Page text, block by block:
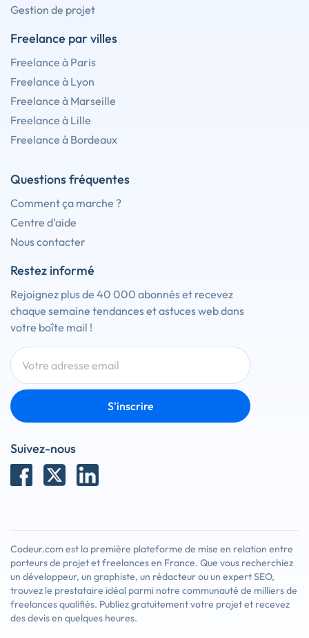
Gestion de projet
Freelance par villes
Freelance à Paris
Freelance à Lyon
Freelance à Marseille
Freelance à Lille
Freelance à Bordeaux
Questions fréquentes
Comment ça marche ?
Centre d'aide
Nous contacter
Restez informé
Rejoignez plus de 40 000 abonnés et recevez
chaque semaine tendances et astuces web dans
votre boîte mail !
S'inscrire
Suivez-nous
Codeur.com est la première plateforme de mise en relation entre
porteurs de projet et freelances en France. Que vous recherchiez
un développeur, un graphiste, un rédacteur ou un expert SEO,
trouvez le prestataire idéal parmi notre communauté de milliers de
freelances qualifiés. Publiez gratuitement votre projet et recevez
des devis en quelques heures.